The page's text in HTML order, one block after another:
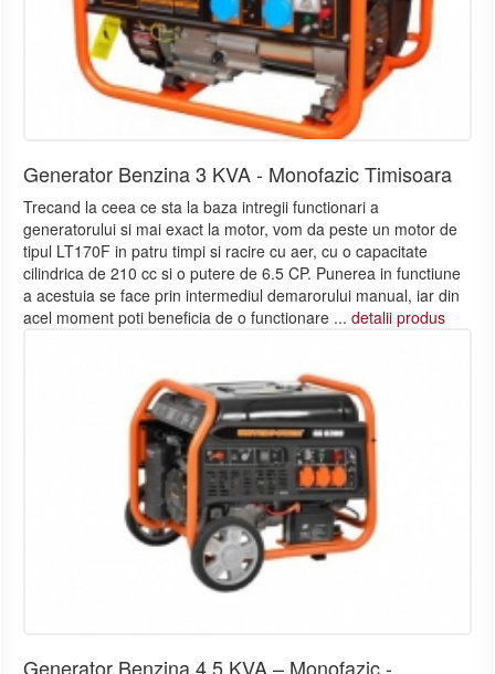
Generator Benzina 3 KVA - Monofazic Timisoara
Trecand la ceea ce sta la baza intregii functionari a
generatorului si mai exact la motor, vom da peste un motor de
tipul LT170F in patru timpi si racire cu aer, cu o capacitate
cilindrica de 210 cc si o putere de 6.5 CP. Punerea in functiune
a acestuia se face prin intermediul demarorului manual, iar din
acel moment poti beneficia de o functionare ... detalii produs
Generator Benzina 4.5 KVA – Monofazic -